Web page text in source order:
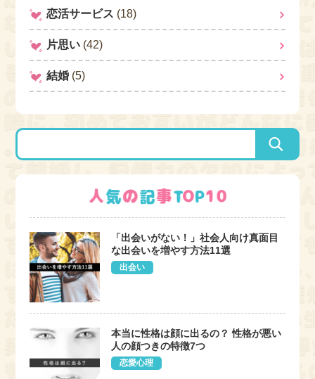
恋活サービス (18)
片思い (42)
結婚 (5)
「出会いがない！」社会人向け真面目
な出会いを増やす方法11選
出会い
本当に性格は顔に出るの？ 性格が悪い
人の顔つきの特徴7つ
恋愛心理